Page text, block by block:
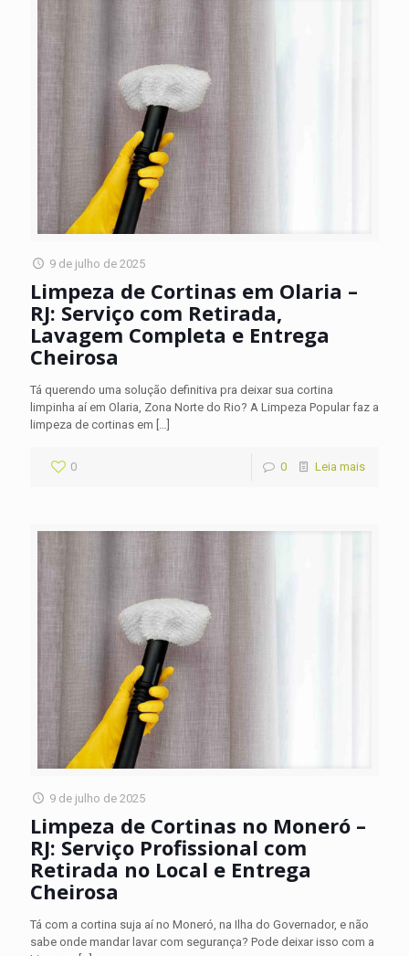
9 de julho de 2025
Limpeza de Cortinas em Olaria –
RJ: Serviço com Retirada,
Lavagem Completa e Entrega
Cheirosa
Tá querendo uma solução definitiva pra deixar sua cortina
limpinha aí em Olaria, Zona Norte do Rio? A Limpeza Popular faz a
limpeza de cortinas em […]
0 0 Leia mais
9 de julho de 2025
Limpeza de Cortinas no Moneró –
RJ: Serviço Profissional com
Retirada no Local e Entrega
Cheirosa
Tá com a cortina suja aí no Moneró, na Ilha do Governador, e não
sabe onde mandar lavar com segurança? Pode deixar isso com a